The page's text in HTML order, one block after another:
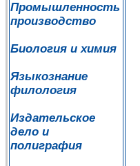
Промышленность
производство
Биология и химия
Языкознание
филология
Издательское
дело и
полиграфия